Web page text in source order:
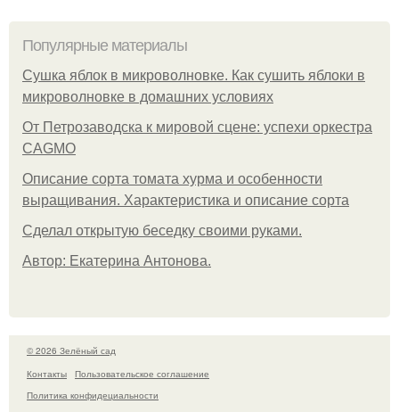
Популярные материалы
Сушка яблок в микроволновке. Как сушить яблоки в
микроволновке в домашних условиях
От Петрозаводска к мировой сцене: успехи оркестра
CAGMO
Описание сорта томата хурма и особенности
выращивания. Характеристика и описание сорта
Сделал открытую беседку своими руками.
Автор: Екатерина Антонова.
© 2026 Зелёный сад
Контакты
Пользовательское соглашение
Политика конфидециальности